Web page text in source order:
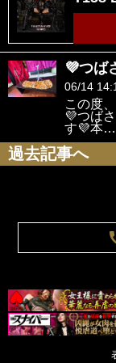
💜つば
06/14
この度
💜つば
す💜本…
過去記事へ